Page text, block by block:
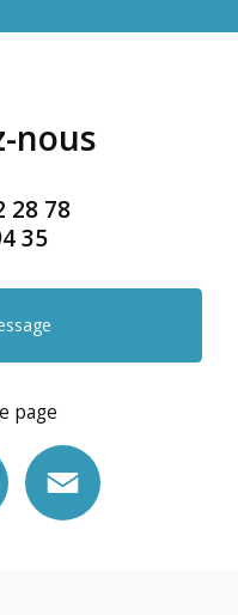
nous
28 78
35
page